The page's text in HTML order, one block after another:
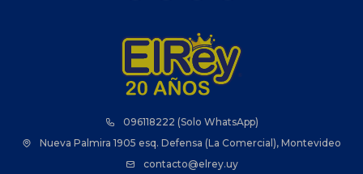
096118222 (Solo WhatsApp)
Nueva Palmira 1905 esq. Defensa (La Comercial), Montevideo
contacto@elrey.uy